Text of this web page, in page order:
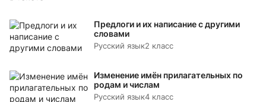
Предлоги и их написание с другими
словами
Русский язык2 класс
Изменение имён прилагательных по
родам и числам
Русский язык4 класс